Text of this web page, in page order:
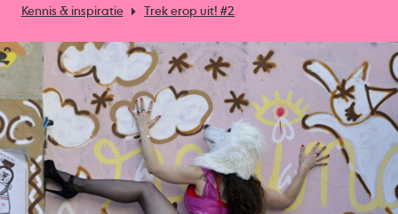
Kennis & inspiratie Trek erop uit! #2